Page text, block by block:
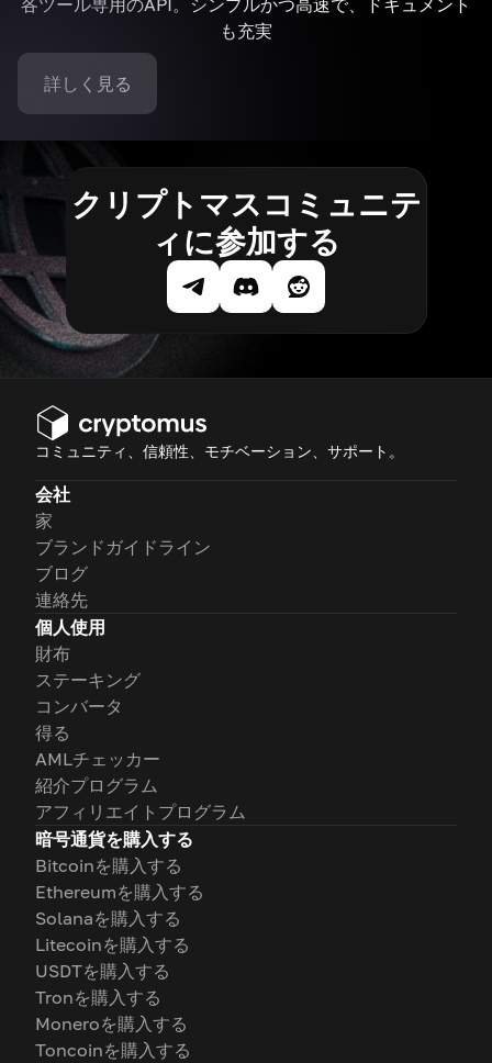
各ツール専用のAPI。シンプルかつ高速で、ドキュメント
も充実
詳しく見る
クリプトマスコミュニテ
ィに参加する
コミュニティ、信頼性、モチベーション、サポート。
会社
家
ブランドガイドライン
ブログ
連絡先
個人使用
財布
ステーキング
コンバータ
得る
AMLチェッカー
紹介プログラム
アフィリエイトプログラム
暗号通貨を購入する
Bitcoinを購入する
Ethereumを購入する
Solanaを購入する
Litecoinを購入する
USDTを購入する
Tronを購入する
Moneroを購入する
Toncoinを購入する